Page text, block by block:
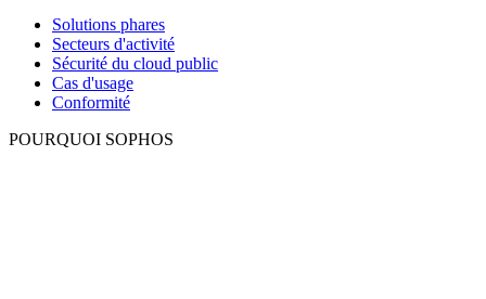
Solutions phares
Secteurs d'activité
Sécurité du cloud public
Cas d'usage
Conformité
POURQUOI SOPHOS